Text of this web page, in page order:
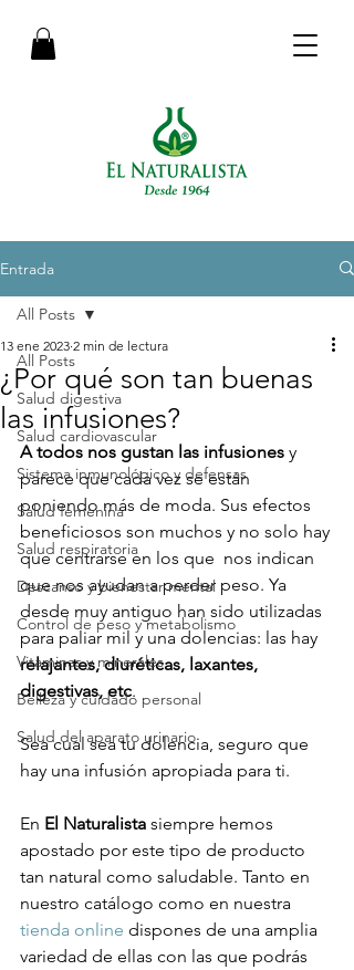
Entrada
All Posts
Salud digestiva
Salud cardiovascular
Sistema inmunológico y defensas
Salud femenina
Salud respiratoria
Descanso y bienestar mental
Control de peso y metabolismo
Vitaminas y minerales
Belleza y cuidado personal
Salud del aparato urinario
All Posts
¿Por qué son tan buenas
las infusiones?
13 ene 2023 2 min de lectura
A todos nos gustan las infusiones y
parece que cada vez se están
poniendo más de moda. Sus efectos
beneficiosos son muchos y no solo hay
que centrarse en los que  nos indican
que nos ayudan a perder peso. Ya
desde muy antiguo han sido utilizadas
para paliar mil y una dolencias: las hay
relajantes, diuréticas, laxantes,
digestivas, etc.
Sea cual sea tu dolencia, seguro que
hay una infusión apropiada para ti.
En El Naturalista siempre hemos
apostado por este tipo de producto
tan natural como saludable. Tanto en
nuestro catálogo como en nuestra
tienda online dispones de una amplia
variedad de ellas con las que podrás